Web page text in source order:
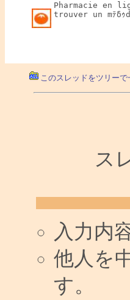
Pharmacie en
trouver un mﾃδｩ
このスレッドをツリーで
ス
入力内
他人を
す。